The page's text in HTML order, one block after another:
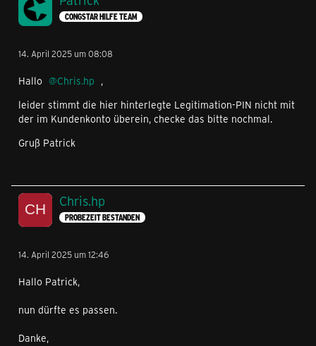
CONGSTAR HILFE TEAM
14. April 2025 um 08:08
Hallo Chris.hp ,
leider stimmt die hier hinterlegte Legitimation-PIN nicht mit
der im Kundenkonto überein, checke das bitte nochmal.
Gruß Patrick
Chris.hp
PROBEZEIT BESTANDEN
14. April 2025 um 12:46
Hallo Patrick,
nun dürfte es passen.
Danke,